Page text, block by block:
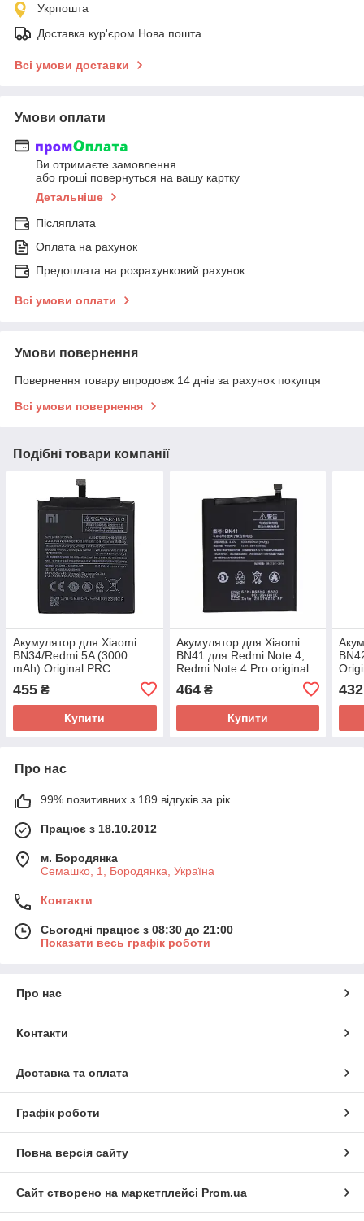
Укрпошта
Доставка кур'єром Нова пошта
Всі умови доставки
Умови оплати
Ви отримаєте замовлення
або гроші повернуться на вашу картку
Детальніше
Післяплата
Оплата на рахунок
Предоплата на розрахунковий рахунок
Всі умови оплати
Умови повернення
Повернення товару впродовж 14 днів за рахунок покупця
Всі умови повернення
Подібні товари компанії
Акумулятор для Xiaomi
BN34/Redmi 5A (3000
mAh) Original PRC
455 ₴
Купити
Акумулятор для Xiaomi
BN41 для Redmi Note 4,
Redmi Note 4 Pro original
464₴
Купити
432
Про нас
99% позитивних з 189 відгуків за рік
Працює з 18.10.2012
м. Бородянка
Семашко, 1, Бородянка, Україна
Контакти
Сьогодні працює з 08:30 до 21:00
Показати весь графік роботи
Про нас
Контакти
Доставка та оплата
Графік роботи
Повна версія сайту
Сайт створено на маркетплейсі Prom.ua